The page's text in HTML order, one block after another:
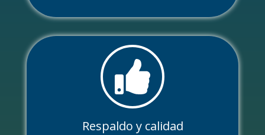
Respaldo y calidad